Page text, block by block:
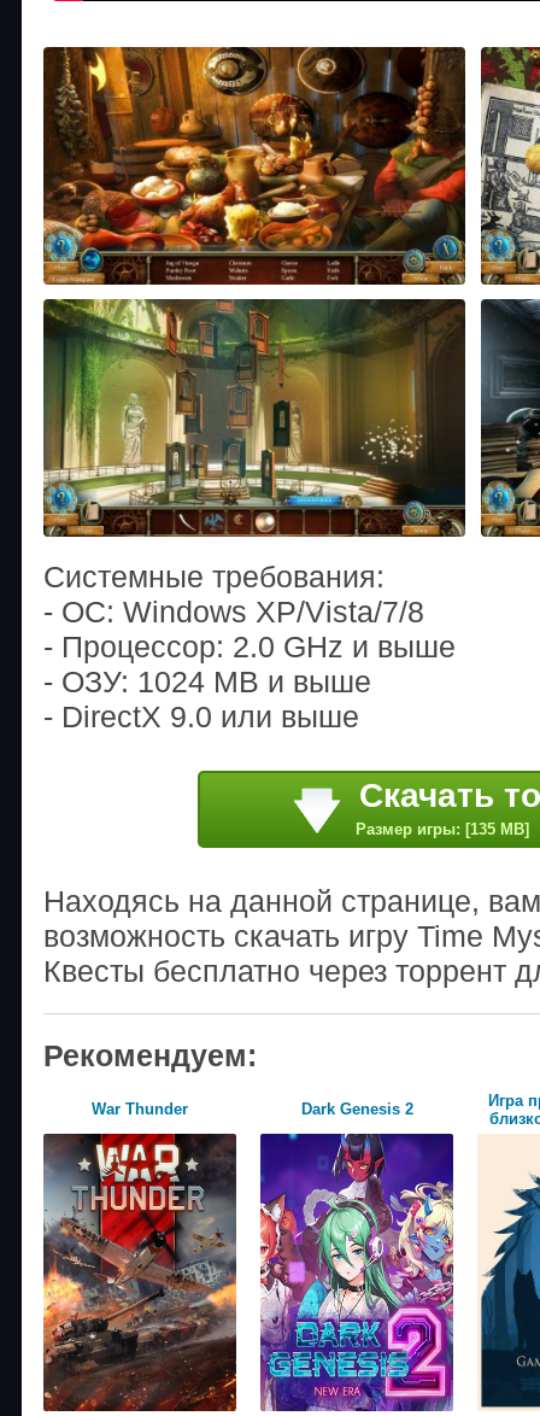
Системные требования:
- OС: Windows XP/Vista/7/8
- Процессор: 2.0 GHz и выше
- ОЗУ: 1024 MB и выше
- DirectX 9.0 или выше
Скачать
Размер игры: [135 MB]
Находясь на данной странице,
возможность скачать игру Time
Квесты бесплатно через торрент
Рекомендуем:
War Thunder Dark Genesis 2
Игра